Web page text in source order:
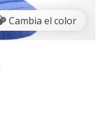
Cambia el color